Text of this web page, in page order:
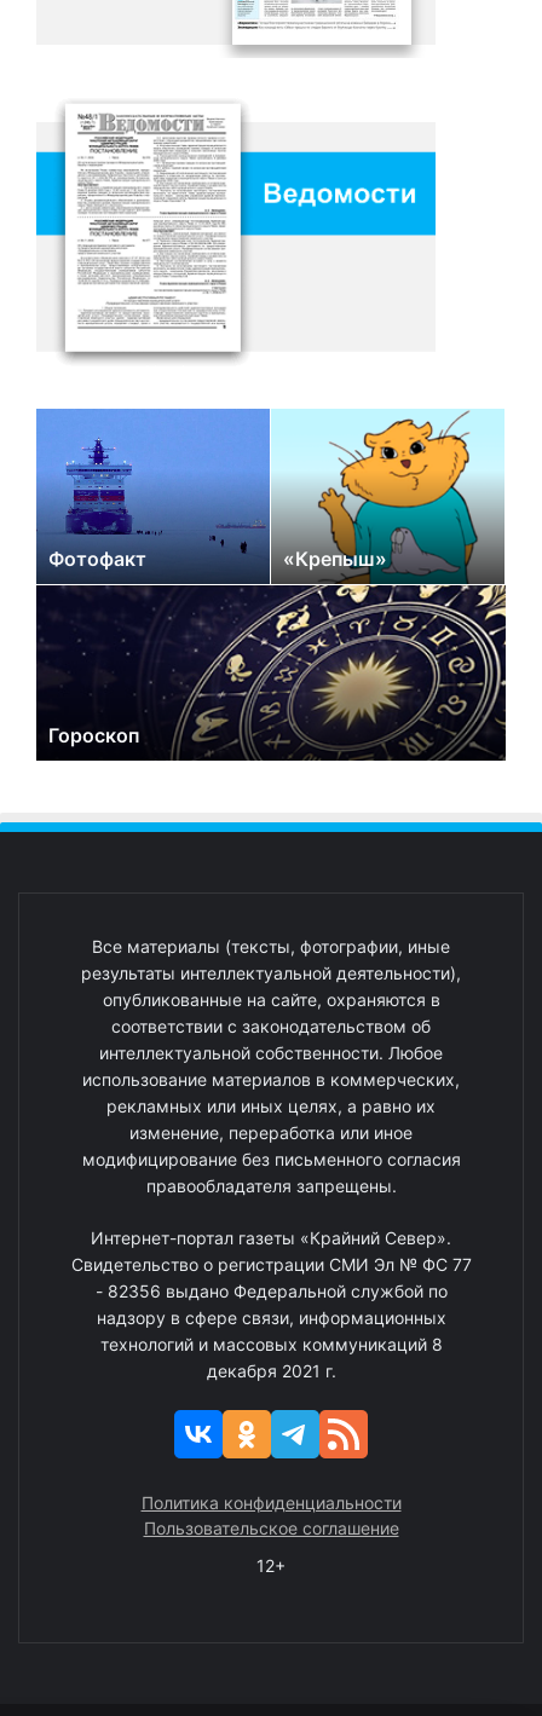
Фотофакт «Крепыш»
Гороскоп
Все материалы (тексты, фотографии, иные
результаты интеллектуальной деятельности),
опубликованные на сайте, охраняются в
соответствии с законодательством об
интеллектуальной собственности. Любое
использование материалов в коммерческих,
рекламных или иных целях, а равно их
изменение, переработка или иное
модифицирование без письменного согласия
правообладателя запрещены.
Интернет-портал газеты «Крайний Север».
Свидетельство о регистрации СМИ Эл № ФС 77
- 82356 выдано Федеральной службой по
надзору в сфере связи, информационных
технологий и массовых коммуникаций 8
декабря 2021 г.
Политика конфиденциальности
Пользовательское соглашение
12+